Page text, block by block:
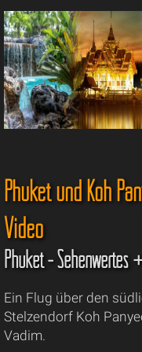
Phuket und Koh
Video
Phuket - Sehenwertes
Ein Flug über den
Stelzendorf Koh
Vadim.